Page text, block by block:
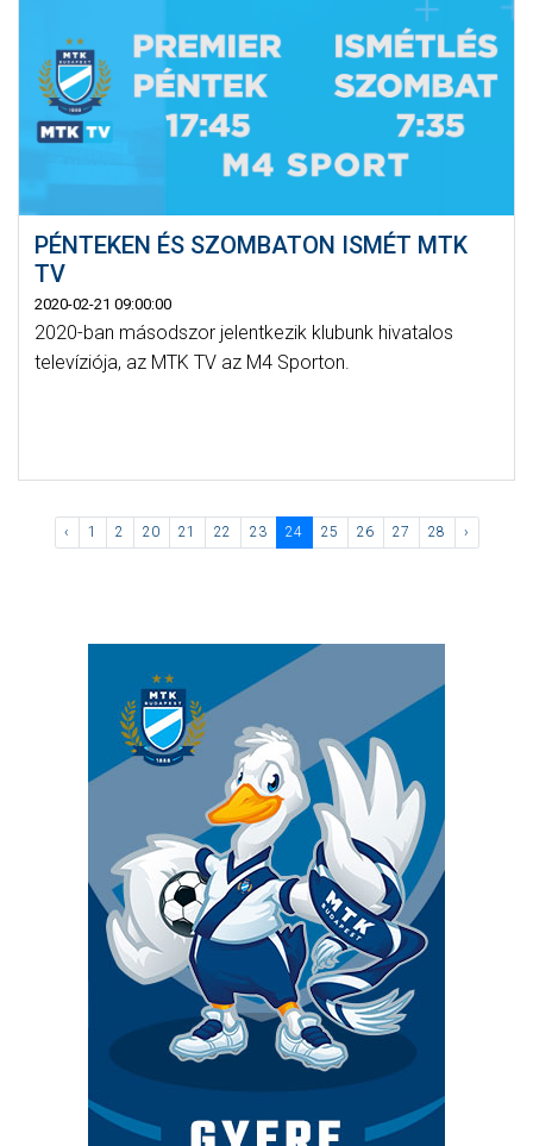
PÉNTEKEN ÉS SZOMBATON ISMÉT MTK
TV
2020-02-21 09:00:00
2020-ban másodszor jelentkezik klubunk hivatalos
televíziója, az MTK TV az M4 Sporton.
‹ 1 2 20 21 22 23 24 25 26 27 28 ›